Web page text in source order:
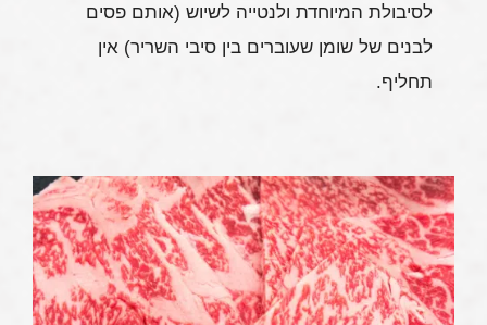
לסיבולת המיוחדת ולנטייה לשיוש (אותם פסים
לבנים של שומן שעוברים בין סיבי השריר) אין
תחליף.